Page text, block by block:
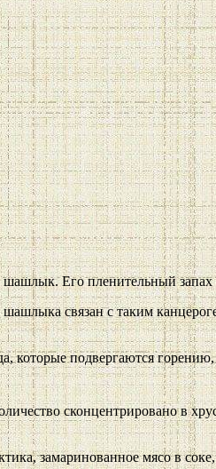
Его пленительный
связан с таким
которые подвергаются
сконцентрировано в
замаринованное мясо в